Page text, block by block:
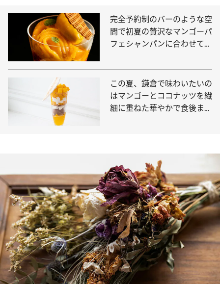
完全予約制のバーのような空
間で初夏の贅沢なマンゴーパ
フェシャンパンに合わせて贅
この夏、鎌倉で味わいたいの
はマンゴーとココナッツを繊
細に重ねた華やかで食後まで